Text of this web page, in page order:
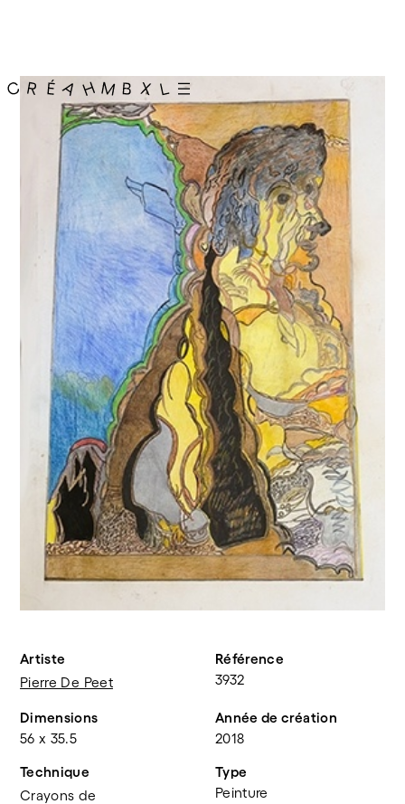
Artiste
Pierre De Peet
Référence
3932
Dimensions
56 x 35.5
Année de création
2018
Technique
Crayons de
Type
Peinture